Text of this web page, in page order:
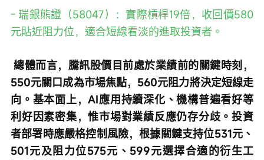
- 瑞銀熊證（58047）：實際槓桿19倍，收回價580
元貼近阻力位，適合短線看淡的進取投資者。
總體而言，騰訊股價目前處於業績前的關鍵時刻，
550元關口成為市場焦點，560元阻力將決定短線走
向。基本面上，AI應用持續深化、機構普遍看好等
利好因素密集，惟市場對業績反應仍存分歧。投資
者部署時應嚴格控制風險，根據關鍵支持位531元、
501元及阻力位575元、599元選擇合適的衍生工